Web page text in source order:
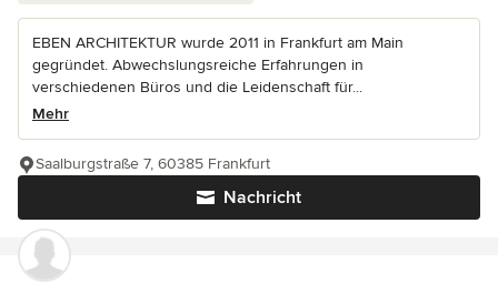
EBEN ARCHITEKTUR wurde 2011 in Frankfurt am Main
gegründet. Abwechslungsreiche Erfahrungen in
verschiedenen Büros und die Leidenschaft für...
Mehr
Nachricht
Saalburgstraße 7, 60385 Frankfurt